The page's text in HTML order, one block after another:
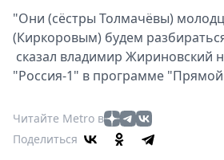
О
Metro
Стримы
Спецпроекты
Выборы
2026
Скачай
"Они (сёстры Толмачёвы)
(Киркоровым) будем
сказал владимир Жириновский
"Россия-1" в программе
Читайте Metro в
Поделиться